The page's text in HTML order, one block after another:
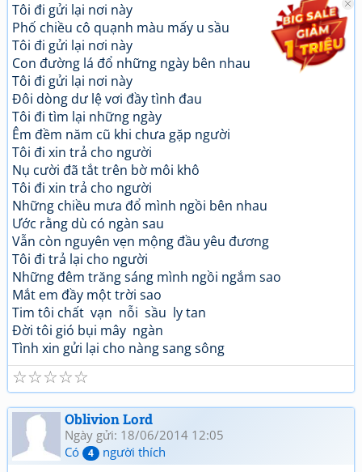
Tôi đi gửi lại nơi này
Phố chiều cô quạnh màu mấy u sầu
Tôi đi gửi lại nơi này
Con đường lá đổ những ngày bên nhau
Tôi đi gửi lại nơi này
Đôi dòng dư lệ vơi đầy tình đau
Tôi đi tìm lại những ngày
Êm đềm năm cũ khi chưa gặp người
Tôi đi xin trả cho người
Nụ cười đã tắt trên bờ môi khô
Tôi đi xin trả cho người
Những chiều mưa đổ mình ngồi bên nhau
Ước rằng dù có ngàn sau
Vẫn còn nguyên vẹn mộng đầu yêu đương
Tôi đi trả lại cho người
Những đêm trăng sáng mình ngồi ngắm sao
Mắt em đầy một trời sao
Tim tôi chất vạn nỗi sầu ly tan
Đời tôi gió bụi mây ngàn
Tình xin gửi lại cho nàng sang sông
☆
☆
☆
☆
☆
Oblivion Lord
Ngày gửi: 18/06/2014 12:05
Có
4 người thích